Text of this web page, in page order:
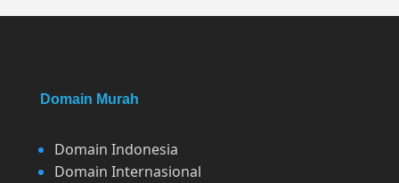
Domain Murah
Domain Indonesia
Domain Internasional